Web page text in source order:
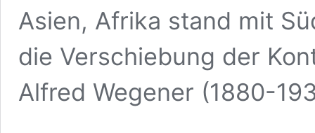
Asien, Afrika stand mit
die Verschiebung der
Alfred Wegener (1880-